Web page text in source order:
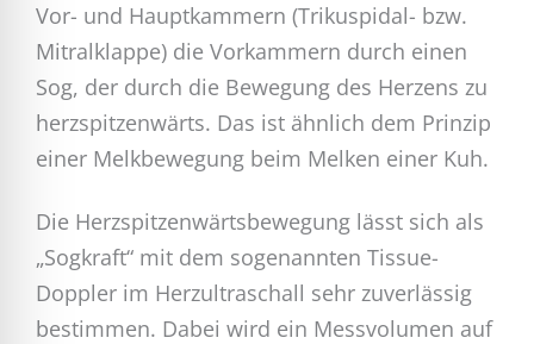
Vor- und Hauptkammern (Trikuspidal- bzw.
Mitralklappe) die Vorkammern durch einen
Sog, der durch die Bewegung des Herzens zu
herzspitzenwärts. Das ist ähnlich dem Prinzip
einer Melkbewegung beim Melken einer Kuh.
Die Herzspitzenwärtsbewegung lässt sich als
„Sogkraft“ mit dem sogenannten Tissue-
Doppler im Herzultraschall sehr zuverlässig
bestimmen. Dabei wird ein Messvolumen auf